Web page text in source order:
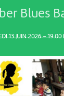
13 JUIN 2026 – 19:00
Blues